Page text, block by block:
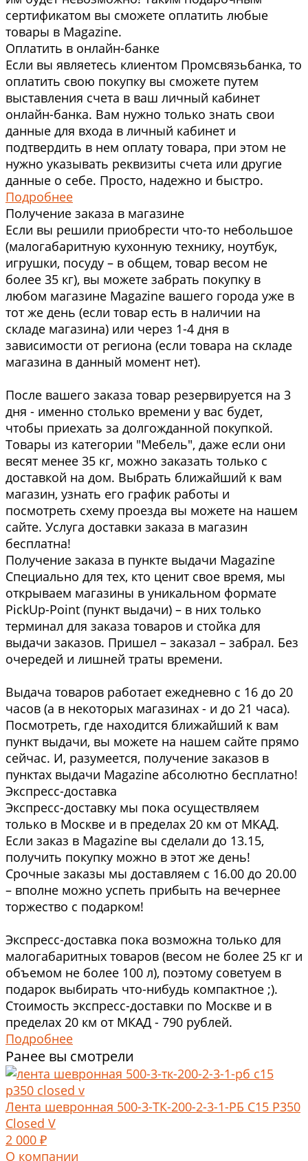
сертификатом вы сможете оплатить любые
товары в Magazine.
Оплатить в онлайн-банке
Если вы являетесь клиентом Промсвязьбанка, то
оплатить свою покупку вы сможете путем
выставления счета в ваш личный кабинет
онлайн-банка. Вам нужно только знать свои
данные для входа в личный кабинет и
подтвердить в нем оплату товара, при этом не
нужно указывать реквизиты счета или другие
данные о себе. Просто, надежно и быстро.
Подробнее
Получение заказа в магазине
Если вы решили приобрести что-то небольшое
(малогабаритную кухонную технику, ноутбук,
игрушки, посуду – в общем, товар весом не
более 35 кг), вы можете забрать покупку в
любом магазине Magazine вашего города уже в
тот же день (если товар есть в наличии на
складе магазина) или через 1-4 дня в
зависимости от региона (если товара на складе
магазина в данный момент нет).
После вашего заказа товар резервируется на 3
дня - именно столько времени у вас будет,
чтобы приехать за долгожданной покупкой.
Товары из категории "Мебель", даже если они
весят менее 35 кг, можно заказать только с
доставкой на дом. Выбрать ближайший к вам
магазин, узнать его график работы и
посмотреть схему проезда вы можете на нашем
сайте. Услуга доставки заказа в магазин
бесплатна!
Получение заказа в пункте выдачи Magazine
Специально для тех, кто ценит свое время, мы
открываем магазины в уникальном формате
PickUp-Point (пункт выдачи) – в них только
терминал для заказа товаров и стойка для
выдачи заказов. Пришел – заказал – забрал. Без
очередей и лишней траты времени.
Выдача товаров работает ежедневно с 16 до 20
часов (а в некоторых магазинах - и до 21 часа).
Посмотреть, где находится ближайший к вам
пункт выдачи, вы можете на нашем сайте прямо
сейчас. И, разумеется, получение заказов в
пунктах выдачи Magazine абсолютно бесплатно!
Экспресс-доставка
Экспресс-доставку мы пока осуществляем
только в Москве и в пределах 20 км от МКАД.
Если заказ в Magazine вы сделали до 13.15,
получить покупку можно в этот же день!
Срочные заказы мы доставляем с 16.00 до 20.00
– вполне можно успеть прибыть на вечернее
торжество с подарком!
Экспресс-доставка пока возможна только для
малогабаритных товаров (весом не более 25 кг и
объемом не более 100 л), поэтому советуем в
подарок выбирать что-нибудь компактное ;).
Стоимость экспресс-доставки по Москве и в
пределах 20 км от МКАД - 790 рублей.
Подробнее
Ранее вы смотрели
Лента шевронная 500-3-ТК-200-2-3-1-РБ C15 P350
Closed V
2 000 ₽
О компании